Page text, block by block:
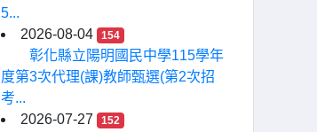
5...
2026-08-04
154
彰化縣立陽明國民中學115學年
度第3次代理(課)教師甄選(第2次招
考...
2026-07-27
152